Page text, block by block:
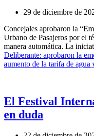
29 de diciembre de
Concejales aprobaron la
Urbano de Pasajeros por el
manera automática. La
Deliberante: aprobaron la
aumento de la tarifa de agua
El Festival
en duda